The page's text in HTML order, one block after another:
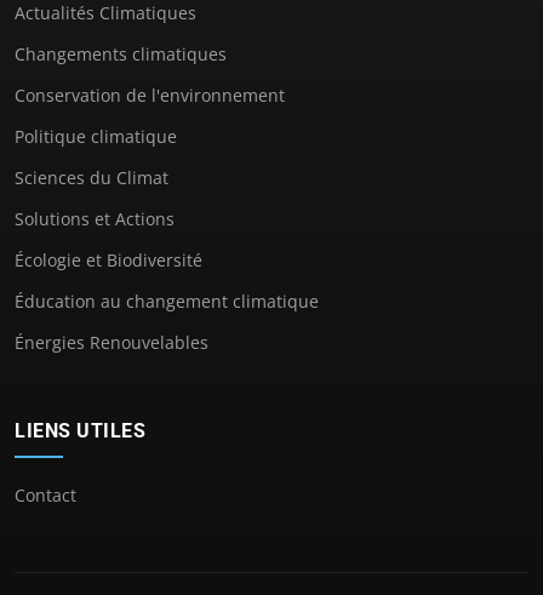
Actualités Climatiques
Changements climatiques
Conservation de l'environnement
Politique climatique
Sciences du Climat
Solutions et Actions
Écologie et Biodiversité
Éducation au changement climatique
Énergies Renouvelables
LIENS UTILES
Contact